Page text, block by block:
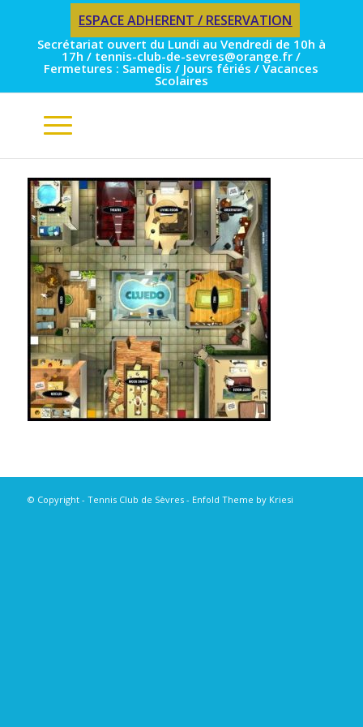
ESPACE ADHERENT / RESERVATION
Secrétariat ouvert du Lundi au Vendredi de 10h à
17h / tennis-club-de-sevres@orange.fr /
Fermetures : Samedis / Jours fériés / Vacances
Scolaires
© Copyright - Tennis Club de Sèvres - Enfold Theme by Kriesi